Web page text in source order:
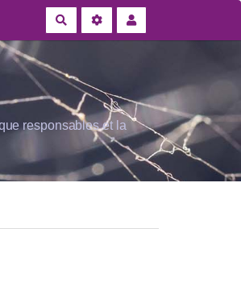
Rechercher
responsables et la